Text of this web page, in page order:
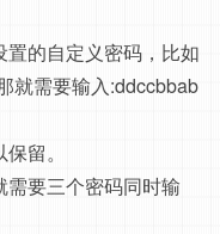
的自定义密码，比如
就需要输入:ddccbbab
留。
要三个密码同时输